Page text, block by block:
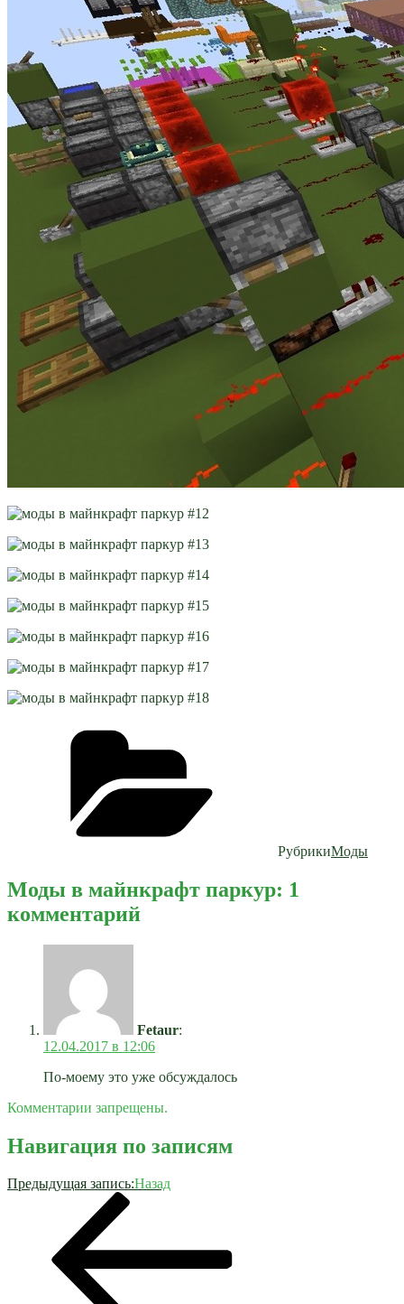
РубрикиМоды
Моды в майнкрафт паркур: 1
комментарий
Fetaur:
12.04.2017 в 12:06
По-моему это уже обсуждалось
Комментарии запрещены.
Навигация по записям
Предыдущая запись:Назад